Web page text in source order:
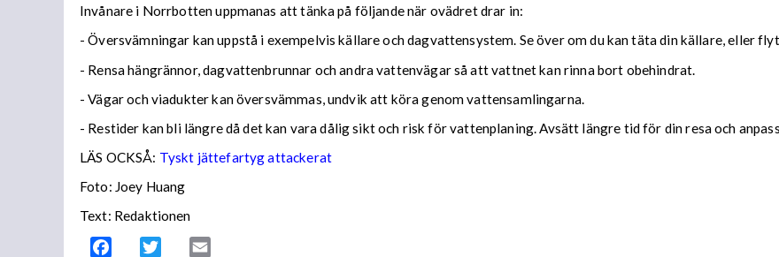
Invånare i Norrbotten uppmanas att tänka på följande när ovädret drar in:
- Översvämningar kan uppstå i exempelvis källare och dagvattensystem. Se över om du kan täta din källare, eller
- Rensa hängrännor, dagvattenbrunnar och andra vattenvägar så att vattnet kan rinna bort obehindrat.
- Vägar och viadukter kan översvämmas, undvik att köra genom vattensamlingarna.
- Restider kan bli längre då det kan vara dålig sikt och risk för vattenplaning. Avsätt längre tid för din resa och
LÄS OCKSÅ: Tyskt jättefartyg attackerat
Foto: Joey Huang
Text: Redaktionen
Facebook Twitter